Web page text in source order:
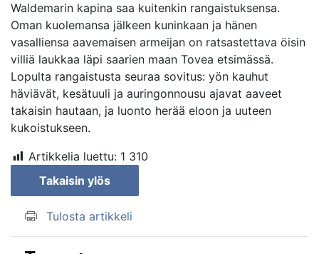
Waldemarin kapina saa kuitenkin rangaistuksensa.
Oman kuolemansa jälkeen kuninkaan ja hänen
vasalliensa aavemaisen armeijan on ratsastettava öisin
villiä laukkaa läpi saarien maan Tovea etsimässä.
Lopulta rangaistusta seuraa sovitus: yön kauhut
häviävät, kesätuuli ja auringonnousu ajavat aaveet
takaisin hautaan, ja luonto herää eloon ja uuteen
kukoistukseen.
Artikkelia luettu: 1 310
Takaisin ylös
Tulosta artikkeli